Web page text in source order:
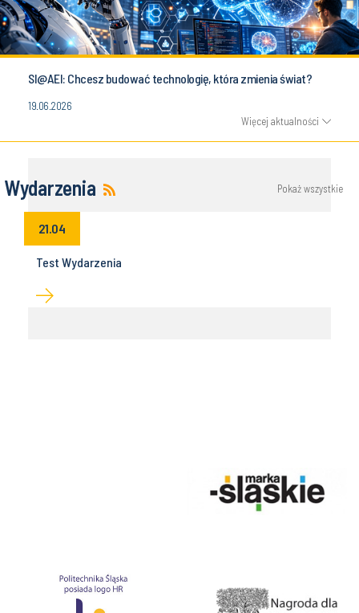
SI@AEI: Chcesz budować technologię, która zmienia świat?
19.06.2026
Więcej aktualności
Wydarzenia Pokaż wszystkie
21.04
Test Wydarzenia